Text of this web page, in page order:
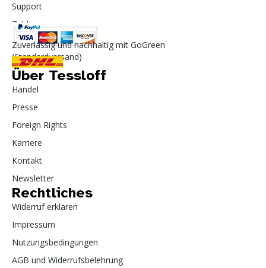
Support
Zahlung
Zuverlässig und nachhaltig mit GoGreen
(Standardversand)
Über Tessloff
Handel
Presse
Foreign Rights
Karriere
Kontakt
Newsletter
Rechtliches
Widerruf erklären
Impressum
Nutzungsbedingungen
AGB und Widerrufsbelehrung